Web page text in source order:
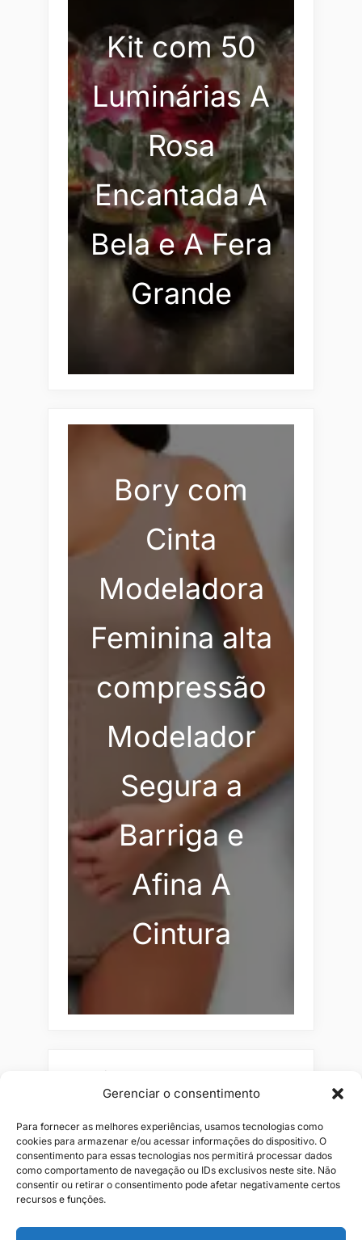
Gerenciar o consentimento
Para fornecer as melhores experiências, usamos tecnologias como
cookies para armazenar e/ou acessar informações do dispositivo. O
consentimento para essas tecnologias nos permitirá processar dados
como comportamento de navegação ou IDs exclusivos neste site. Não
consentir ou retirar o consentimento pode afetar negativamente certos
recursos e funções.
Kit com 50
Luminárias A
Rosa
Encantada A
Bela e A Fera
Grande
Bory com
Cinta
Modeladora
Feminina alta
compressão
Modelador
Segura a
Barriga e
Afina A
Cintura
Pesquisar